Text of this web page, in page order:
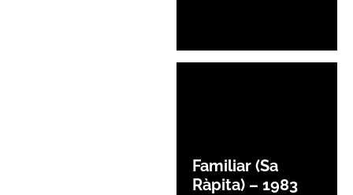
Familiar (Sa
Ràpita) – 1983